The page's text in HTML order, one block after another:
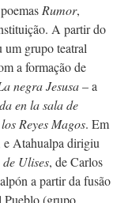
Rumor,
A partir do
um grupo teatral
a formação de
negra Jesusa– a
en la sala de
Reyes Magos. Em
e Atahualpa dirigiu
Ulises, de Carlos
a partir da fusão
Pueblo (grupo